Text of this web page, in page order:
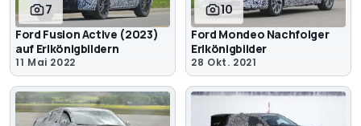
7
Ford Fusion Active (2023)
auf Erlkönigbildern
11 Mai 2022
10
Ford Mondeo Nachfolger
Erlkönigbilder
28 Okt. 2021